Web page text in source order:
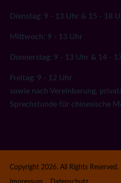
Dienstag: 9 - 13 Uhr & 15 - 18
Mittwoch: 9 - 13 Uhr
Donnerstag: 9 - 13 Uhr & 14 -
Freitag: 9 - 12 Uhr
sowie nach Vereinbarung,
Sprechstunde für chinesische
Copyright 2026. All Rights Reserved.